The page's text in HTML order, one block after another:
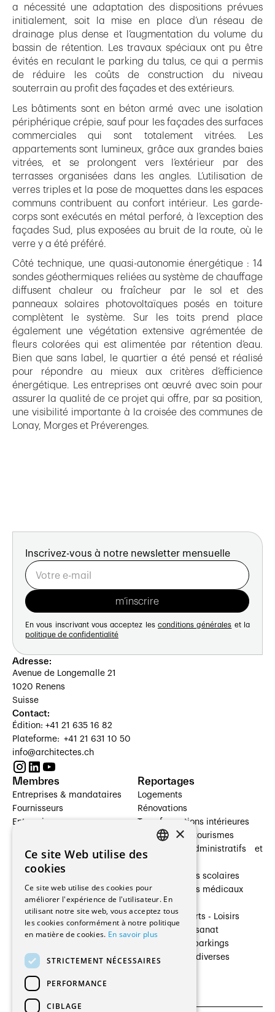
a nécessité une adaptation des dispositions prévues
initialement, soit la mise en place d’un réseau de
drainage plus dense et l’augmentation du volume du
bassin de rétention. Les travaux spéciaux ont pu être
évités en reculant le parking du talus, ce qui a permis
de réduire les coûts de construction du niveau
souterrain au profit des façades et des extérieurs.
Les bâtiments sont en béton armé avec une isolation
périphérique crépie, sauf pour les façades des surfaces
commerciales qui sont totalement vitrées. Les
appartements sont lumineux, grâce aux grandes baies
vitrées, et se prolongent vers l’extérieur par des
terrasses organisées dans les angles. L’utilisation de
verres triples et la pose de moquettes dans les espaces
communs contribuent au confort intérieur. Les garde-
corps sont exécutés en métal perforé, à l’exception des
façades Sud, plus exposées au bruit de la route, où le
verre y a été préféré.
Côté technique, une quasi-autonomie énergétique : 14
sondes géothermiques reliées au système de chauffage
diffusent chaleur ou fraîcheur par le sol et des
panneaux solaires photovoltaïques posés en toiture
complètent le système. Sur les toits prend place
également une végétation extensive agrémentée de
fleurs colorées qui est alimentée par rétention d’eau.
Bien que sans label, le quartier a été pensé et réalisé
pour répondre au mieux aux critères d’efficience
énergétique. Les entreprises ont œuvré avec soin pour
assurer la qualité de ce projet qui offre, par sa position,
une visibilité importante à la croisée des communes de
Lonay, Morges et Préverenges.
Inscrivez-vous à notre newsletter mensuelle
En vous inscrivant vous acceptez les conditions générales et la
politique de confidentialité
Adresse:
Avenue de Longemalle 21
1020 Renens
Suisse
Contact:
Édition: +41 21 635 16 82
Plateforme: +41 21 631 10 50
info@architectes.ch
Membres
Entreprises & mandataires
Fournisseurs
Entreprises
Architectes paysagistes
Architectes d'intérieur
Entreprises générales
Ingénieurs et mandataires
Fabricants / Fournisseurs
Régies immobilières
Gestion PPE
Reportages
Logements
Rénovations
Transformations intérieures
Hôtelleries et tourismes
Bâtiments administratifs et
Établissements scolaires
Établissements médicaux
Villas
Cultures - Sports - Loisirs
Industrie - Artisanat
Transports et parkings
Constructions diverses
×
Ce site Web utilise des
cookies
Ce site web utilise des cookies pour
améliorer l'expérience de l'utilisateur. En
utilisant notre site web, vous acceptez tous
les cookies conformément à notre politique
en matière de cookies. En savoir plus
STRICTEMENT NÉCESSAIRES
PERFORMANCE
CIBLAGE